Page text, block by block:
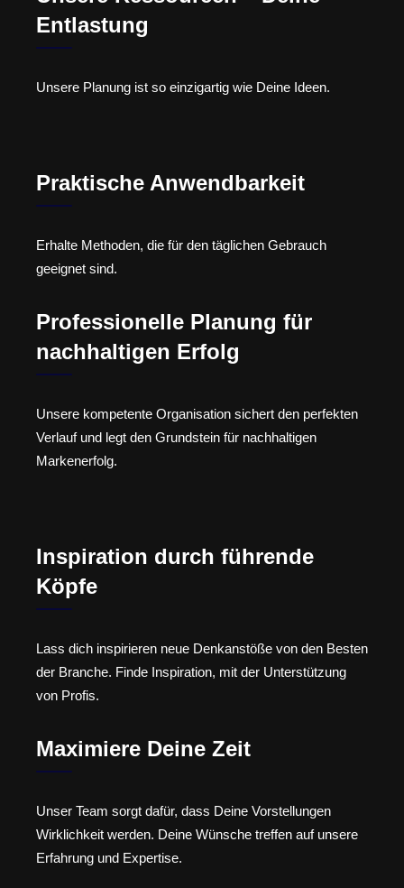
Entlastung
Unsere Planung ist so einzigartig wie Deine Ideen.
Praktische Anwendbarkeit
Erhalte Methoden, die für den täglichen Gebrauch
geeignet sind.
Professionelle Planung für
nachhaltigen Erfolg
Unsere kompetente Organisation sichert den perfekten
Verlauf und legt den Grundstein für nachhaltigen
Markenerfolg.
Inspiration durch führende
Köpfe
Lass dich inspirieren neue Denkanstöße von den Besten
der Branche. Finde Inspiration, mit der Unterstützung
von Profis.
Maximiere Deine Zeit
Unser Team sorgt dafür, dass Deine Vorstellungen
Wirklichkeit werden. Deine Wünsche treffen auf unsere
Erfahrung und Expertise.